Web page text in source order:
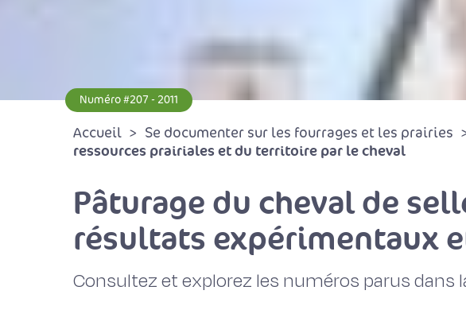
Numéro #207 - 2011
Accueil Se documenter sur les fourrages et les prairies
ressources prairiales et du territoire par le cheval
Pâturage du cheval de
résultats expérimentaux
Consultez et explorez les numéros parus dans